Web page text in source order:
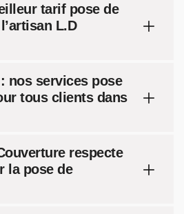
tarif pose de
L.D
nos services pose
tous clients dans
respecte
la pose de